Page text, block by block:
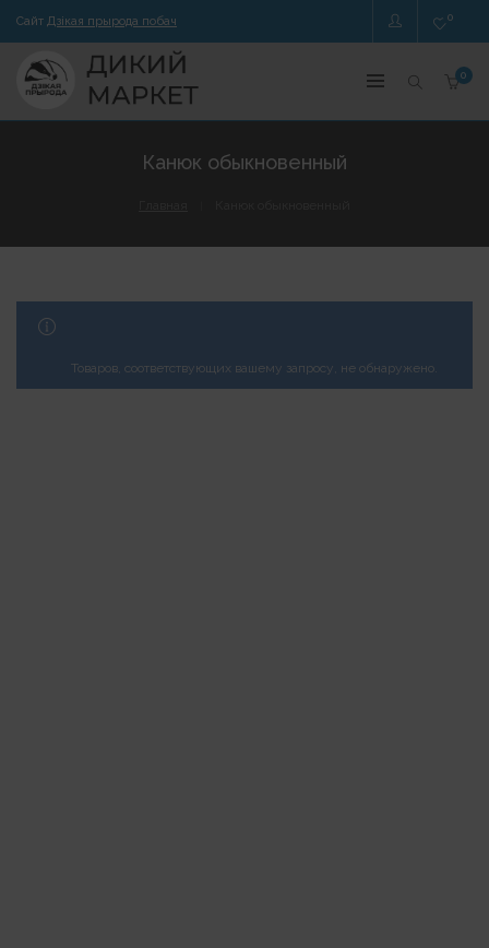
Сайт Дзікая прырода побач 0
0
Канюк обыкновенный
Товаров, соответствующих вашему запросу, не обнаружено.